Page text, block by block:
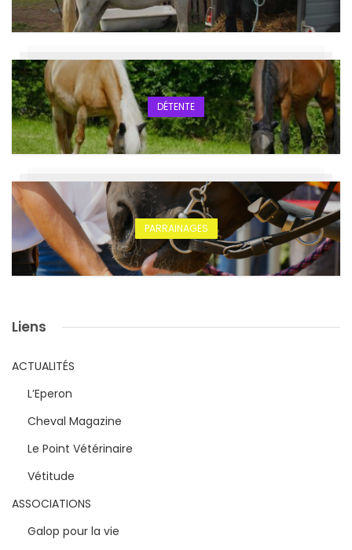
DÉTENTE
PARRAINAGES
Liens
ACTUALITÉS
L’Eperon
Cheval Magazine
Le Point Vétérinaire
Vétitude
ASSOCIATIONS
Galop pour la vie